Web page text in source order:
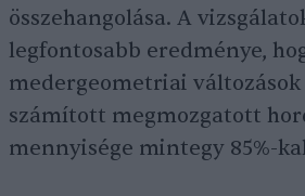
összehangolása. A
legfontosabb eredménye,
medergeometriai
számított megmozgatott
mennyisége mintegy 85%-